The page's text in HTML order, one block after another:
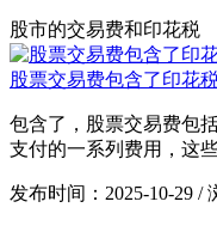
股市的交易费和印花税
股票交易费包含了印花
包含了，股票交易费包
支付的一系列费用，这
发布时间：2025-10-29 /